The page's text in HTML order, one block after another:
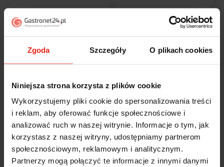
Zgoda Szczegóły O plikach cookies
Niniejsza strona korzysta z plików cookie
Wykorzystujemy pliki cookie do spersonalizowania treści
i reklam, aby oferować funkcje społecznościowe i
analizować ruch w naszej witrynie. Informacje o tym, jak
korzystasz z naszej witryny, udostępniamy partnerom
społecznościowym, reklamowym i analitycznym.
Partnerzy mogą połączyć te informacje z innymi danymi
Jak zbieramy opinie?
Alicja
5
Jestem zaskoczona, że ta paczka dotarła do mnie tak
szybko. Paczka dotarła cała i zdrowa. Szybko,
sprawnie, bez problemów. Bardzo pomocna obsługa
klienta.